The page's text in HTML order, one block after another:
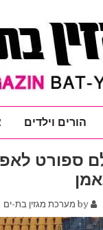
הורים וילדים
ספורט
מערכת מגזין בת-ים